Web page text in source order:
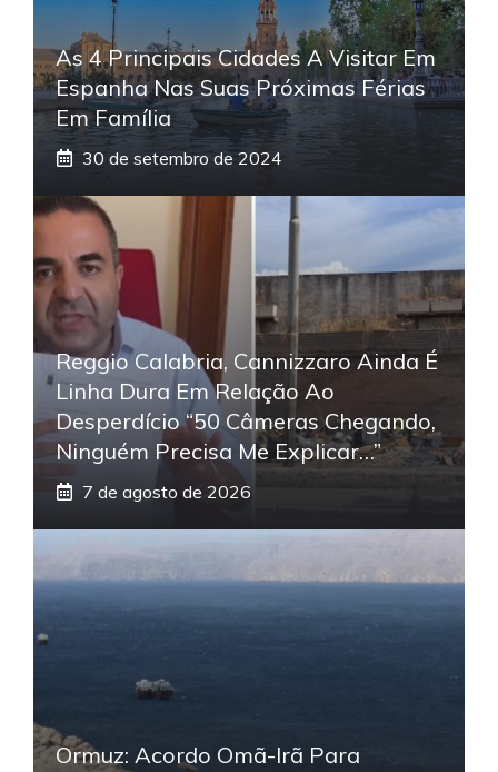
As 4 Principais Cidades A Visitar Em
Espanha Nas Suas Próximas Férias
Em Família
30 de setembro de 2024
Reggio Calabria, Cannizzaro Ainda É
Linha Dura Em Relação Ao
Desperdício “50 Câmeras Chegando,
Ninguém Precisa Me Explicar…”
7 de agosto de 2026
Ormuz: Acordo Omã-Irã Para